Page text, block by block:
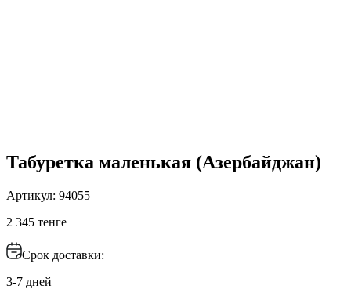
Табуретка маленькая (Азербайджан)
Артикул: 94055
2 345 тенге
Срок доставки:
3-7 дней